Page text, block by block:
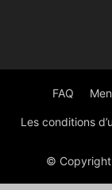
FAQ
Les conditions
© Copyright